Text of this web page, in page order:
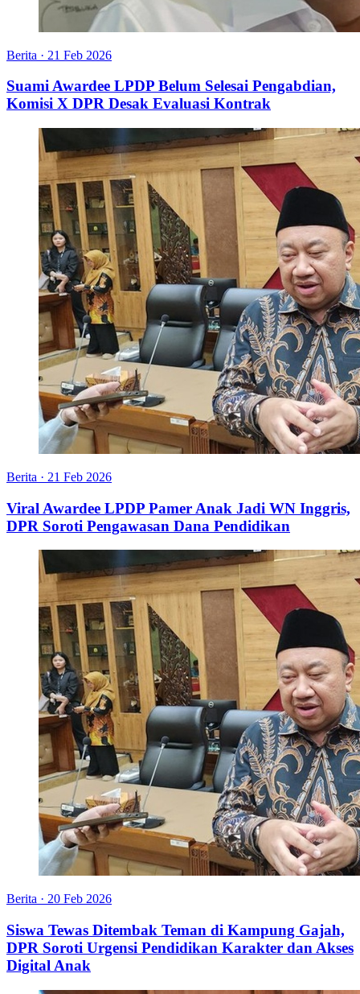
Berita · 21 Feb 2026
Suami Awardee LPDP Belum Selesai Pengabdian,
Komisi X DPR Desak Evaluasi Kontrak
Berita · 21 Feb 2026
Viral Awardee LPDP Pamer Anak Jadi WN Inggris,
DPR Soroti Pengawasan Dana Pendidikan
Berita · 20 Feb 2026
Siswa Tewas Ditembak Teman di Kampung Gajah,
DPR Soroti Urgensi Pendidikan Karakter dan Akses
Digital Anak